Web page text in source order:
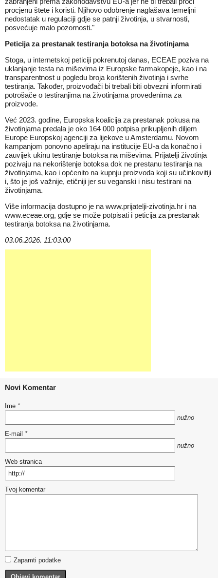
procjenu štete i koristi. Njihovo odobrenje naglašava temeljni
nedostatak u regulaciji gdje se patnji životinja, u stvarnosti,
posvećuje malo pozornosti."
Peticija za prestanak testiranja botoksa na životinjama
Stoga, u internetskoj peticiji pokrenutoj danas, ECEAE poziva na
uklanjanje testa na miševima iz Europske farmakopeje, kao i na
transparentnost u pogledu broja korištenih životinja i svrhe
testiranja. Također, proizvođači bi trebali biti obvezni informirati
potrošače o testiranjima na životinjama provedenima za
proizvode.
Već 2023. godine, Europska koalicija za prestanak pokusa na
životinjama predala je oko 164 000 potpisa prikupljenih diljem
Europe Europskoj agenciji za lijekove u Amsterdamu. Novom
kampanjom ponovno apeliraju na institucije EU-a da konačno i
zauvijek ukinu testiranje botoksa na miševima. Prijatelji životinja
pozivaju na nekorištenje botoksa dok ne prestanu testiranja na
životinjama, kao i općenito na kupnju proizvoda koji su učinkovitiji
i, što je još važnije, etičniji jer su veganski i nisu testirani na
životinjama.
Više informacija dostupno je na www.prijatelji-zivotinja.hr i na
www.eceae.org, gdje se može potpisati i peticija za prestanak
testiranja botoksa na životinjama.
03.06.2026. 11:03:00
Novi Komentar
Ime *
nužno
E-mail *
nužno
Web stranica
Tvoj komentar
Zapamti podatke